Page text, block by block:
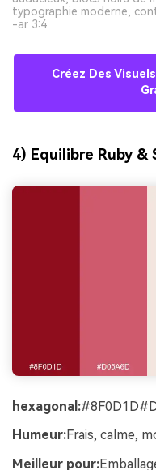
typographie moderne,
-ar 3:4
Créez Des
4) Equilibre Ruby &
hexagonal:
Humeur:Frais, calme,
Meilleur pour: